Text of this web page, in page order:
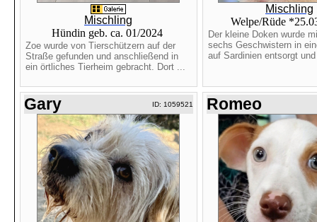
Mischling
Hündin geb. ca. 01/2024
Zoe wurde von Tierschützern auf der
Straße gefunden und anschließend in
ein örtliches Tierheim gebracht. Dort ...
Mischling
Welpe/Rüde
Der kleine Doken wurde
sechs Geschwistern in
auf Sardinien entsorgt
Gary ID: 1059521 Romeo